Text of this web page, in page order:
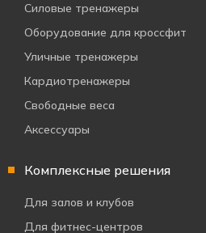
Силовые тренажеры
Оборудование для кроссфит
Уличные тренажеры
Кардиотренажеры
Свободные веса
Аксессуары
Комплексные решения
Для залов и клубов
Для фитнес-центров